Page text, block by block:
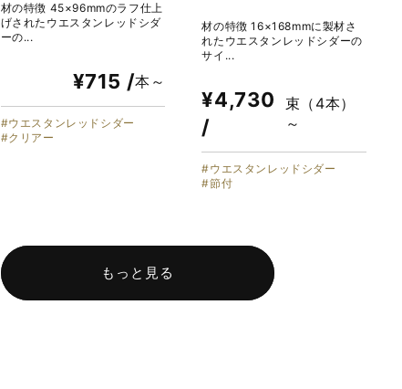
材の特徴 45×96mmのラフ仕上
げされたウエスタンレッドシダ
ーの...
¥715 /本～
ウエスタンレッドシダー
クリアー
材の特徴 16×168mmに製材さ
れたウエスタンレッドシダーの
サイ...
¥4,730
/
束（4本）
～
ウエスタンレッドシダー
節付
もっと見る